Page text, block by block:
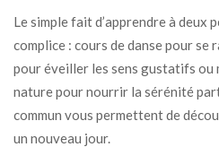
Le simple fait d’apprendre à deux
complice : cours de danse pour
pour éveiller les sens gustatifs ou
nature pour nourrir la sérénité
commun vous permettent de
un nouveau jour.